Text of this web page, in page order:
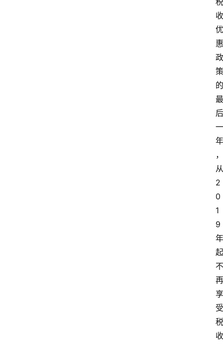
收
优
惠
政
策
的
最
后
一
年
，
从
2
0
1
9
年
起
不
再
享
受
税
收